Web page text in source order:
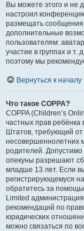
Вы можете этого и не
настроил
размещать
дополнительные
пользователям:
участие в группах и т.
поэтому мы
Вернуться к началу
Что такое COPPA?
COPPA (Children’s
частных прав
Штатов, требующий
несовершеннолетних
родителей. Допустимо
опекуны разрешают
младше 13 лет. Если
регистрирующемуся
обратитесь за
Limited
рекомендаций по
юридических
можно связаться по